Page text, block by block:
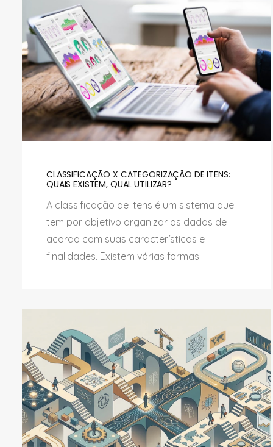
CLASSIFICAÇÃO X CATEGORIZAÇÃO DE ITENS:
QUAIS EXISTEM, QUAL UTILIZAR?
A classificação de itens é um sistema que
tem por objetivo organizar os dados de
acordo com suas características e
finalidades. Existem várias formas...